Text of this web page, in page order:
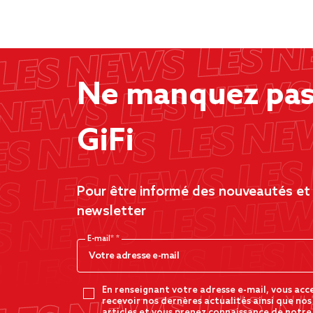
Ne manquez
GiFi
Pour être informé des nouveautés
newsletter
E-mail*
En renseignant votre adresse e-mail, vous
recevoir nos dernères actualités ainsi que